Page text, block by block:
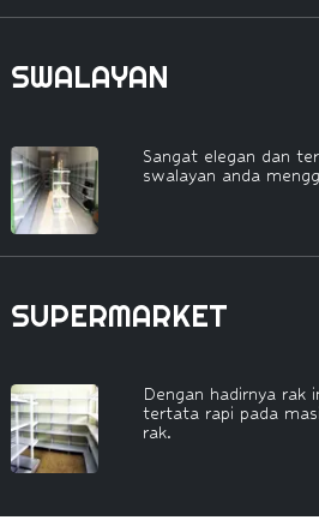
SWALAYAN
Sangat elegan dan
swalayan anda
SUPERMARKET
Dengan hadirnya rak
tertata rapi pada
rak.